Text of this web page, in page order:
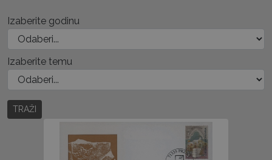
Izaberite godinu
Izaberite temu
TRAŽI